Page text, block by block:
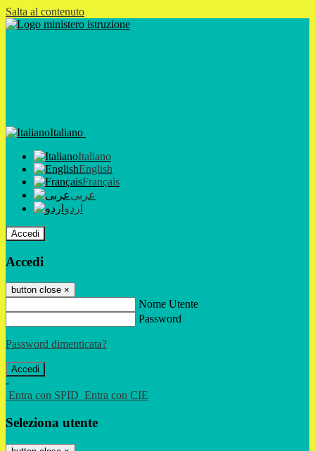
Salta al contenuto
Italiano
Italiano
English
Français
عربى
اردو
Accedi
Accedi
button close ×
Nome Utente
Password
Password dimenticata?
-
Entra con SPID Entra con CIE
Seleziona utente